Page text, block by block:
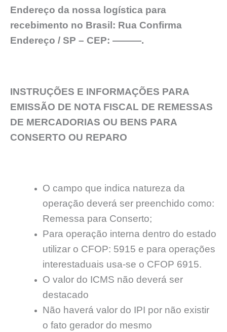
Endereço da nossa logística para
recebimento no Brasil: Rua Confirma
Endereço / SP – CEP: ———.
INSTRUÇÕES E INFORMAÇÕES PARA
EMISSÃO DE NOTA FISCAL DE REMESSAS
DE MERCADORIAS OU BENS PARA
CONSERTO OU REPARO
O campo que indica natureza da
operação deverá ser preenchido como:
Remessa para Conserto;
Para operação interna dentro do estado
utilizar o CFOP: 5915 e para operações
interestaduais usa-se o CFOP 6915.
O valor do ICMS não deverá ser
destacado
Não haverá valor do IPI por não existir
o fato gerador do mesmo